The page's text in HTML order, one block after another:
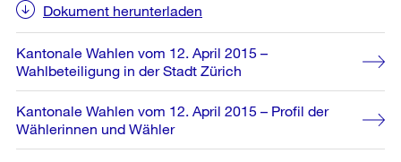
Dokument herunterladen
Kantonale Wahlen vom 12. April 2015 –
Wahlbeteiligung in der Stadt Zürich
Kantonale Wahlen vom 12. April 2015 – Profil der
Wählerinnen und Wähler